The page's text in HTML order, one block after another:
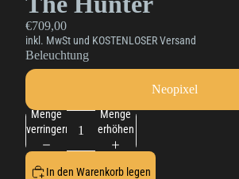
€709,00
inkl. MwSt und KOSTENLOSER Versand
Beleuchtung
Neopixel
Menge
verringern
Menge
erhöhen
In den Warenkorb legen